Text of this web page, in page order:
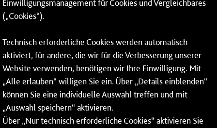
Netze
Rheinallee 41
55118 Mainz
Tel.:06131 - 12 78 78
Fax: 06131 - 12 78 77
Einwilligungsmanagement für Cookies und Vergleichbares
(„Cookies“).
Technisch erforderliche Cookies werden automatisch
aktiviert, für andere, die wir für die Verbesserung unserer
Website verwenden, benötigen wir Ihre Einwilligung. Mit
„Alle erlauben“ willigen Sie ein. Über „Details einblenden“
können Sie eine individuelle Auswahl treffen und mit
„Auswahl speichern“ aktivieren.
Über „Nur technisch erforderliche Cookies“ aktivieren Sie